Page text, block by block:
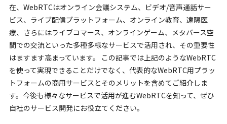
在、WebRTCはオンライン会議システム、ビデオ/音声通話サー
ビス、ライブ配信プラットフォーム、オンライン教育、遠隔医
療、さらにはライブコマース、オンラインゲーム、メタバース空
間での交流といった多種多様なサービスで活用され、その重要性
はますます高まっています。 この記事では上記のようなWebRTC
を使って実現できることだけでなく、代表的なWebRTC用プラッ
トフォームの商用サービスとそのメリットを含めてご紹介しま
す。今後も様々なサービスで活用が進むWebRTCを知って、ぜひ
自社のサービス開発にお役立てください。